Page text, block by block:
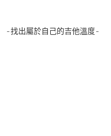
-找出屬於自己的吉他溫度-